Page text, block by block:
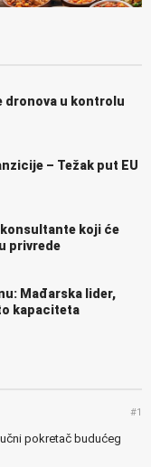
dronova u kontrolu
– Težak put EU
konsultante koji će
privrede
Mađarska lider,
kapaciteta
#1
pokretač budućeg